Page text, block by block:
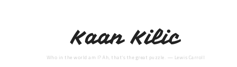
Kaan Kilic
Who in the world am I? Ah, that’s the great puzzle. — Lewis Carroll